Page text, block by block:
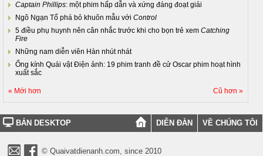
Captain Phillips: một phim hấp dẫn và xứng đáng đoạt giải
Ngô Ngạn Tổ phá bỏ khuôn mẫu với Control
5 điều phụ huynh nên cân nhắc trước khi cho bọn trẻ xem Catching
Fire
Những nam diễn viên Hàn nhút nhát
Ống kính Quái vật Điện ảnh: 19 phim tranh đề cử Oscar phim hoạt hình
xuất sắc
« Mới hơn Cũ hơn »
BẢN DESKTOP DIỄN ĐÀN VỀ CHÚNG TÔI
© Quaivatdienanh.com, since 2010